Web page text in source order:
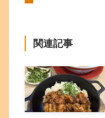
関連記事